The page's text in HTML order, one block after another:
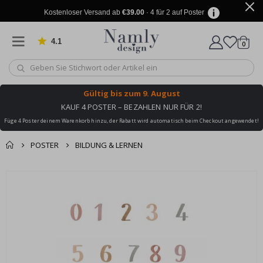
Kostenloser Versand ab €39.00· 4 für 2 auf Poster
4.1 von 1025 Bewertungen
Wagen
0
Gültig bis zum 9. August
KAUF 4 POSTER – BEZAHLEN NUR FÜR 2!
Füge 4 Poster deinem Warenkorb hinzu, der Rabatt wird automatisch beim Checkout angewendet!
POSTER BILDUNG & LERNEN